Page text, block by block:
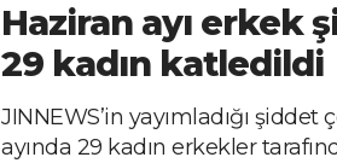
Haziran ayı erkek
29 kadın katledildi
JINNEWS’in yayımladığı
ayında 29 kadın erkekler